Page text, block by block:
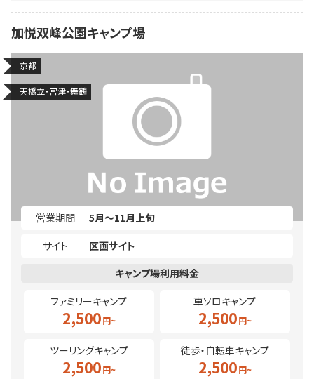
加悦双峰公園キャンプ場
京都
天橋立・宮津・舞鶴
営業期間
5月～11月上旬
サイト
区画サイト
ファミリーキャンプ
2,500
車ソロキャンプ
2,500
ツーリングキャンプ
2,500
徒歩・自転車キャンプ
2,500